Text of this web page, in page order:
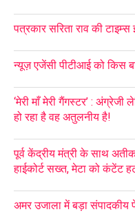
पत्रकार सरिता राव की
न्यूज़ एजेंसी पीटीआई को किस
‘मेरी माँ मेरी गैंगस्टर’ :
हो रहा है वह अतुलनीय है!
पूर्व केंद्रीय मंत्री के साथ
हाईकोर्ट सख्त, मेटा को कंटेंट
अमर उजाला में बड़ा